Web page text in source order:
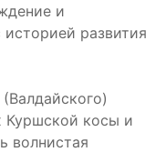
и
развития
Куршской косы и
волнистая